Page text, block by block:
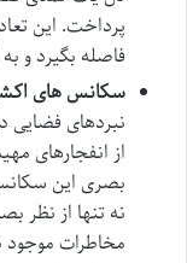
پرداخت. این
فاصله بگیرد و
سکانس های
نبردهای فضایی
از انفجارهای
بصری این
نه تنها از نظر
مخاطرات موجود